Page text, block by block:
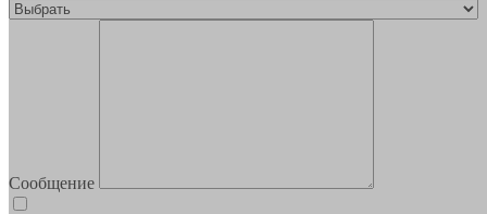
Сообщение